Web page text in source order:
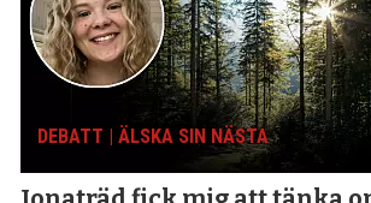
DEBATT | ÄLSKA SIN NÄSTA